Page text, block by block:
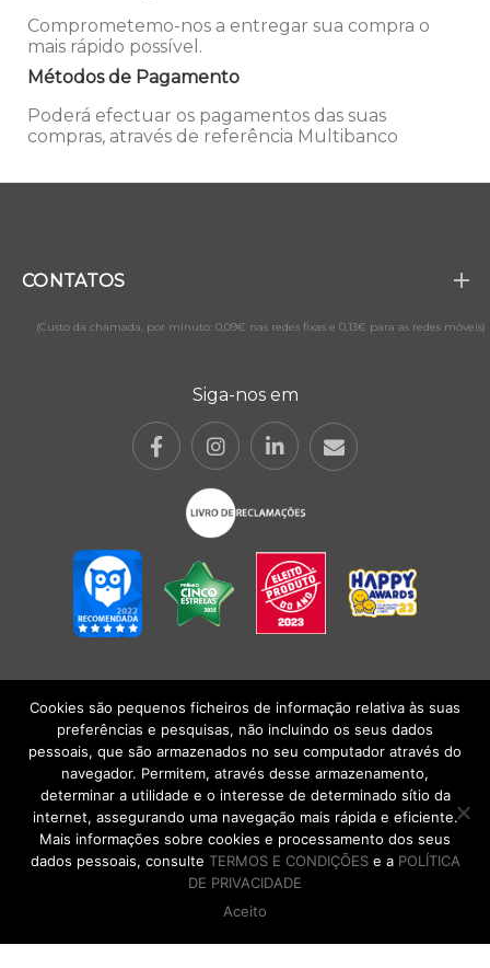
Comprometemo-nos a entregar sua compra o
mais rápido possível.
Métodos de Pagamento
Poderá efectuar os pagamentos das suas
compras, através de referência Multibanco
CONTATOS
(Custo da chamada, por minuto: 0,09€ nas redes fixas e 0,13€ para as redes móveis)
Siga-nos em
POLÍTICA DE PRIVACIDADE|TERMOS E CONDIÇÕESlCONDIÇÕES
GERAIS DE VENDA| Alberto Oculista, SA 2026. Todos os direitos reservados.
DE VOLTA AO TOPO
Cookies são pequenos ficheiros de informação relativa às suas
preferências e pesquisas, não incluindo os seus dados
pessoais, que são armazenados no seu computador através do
navegador. Permitem, através desse armazenamento,
determinar a utilidade e o interesse de determinado sítio da
internet, assegurando uma navegação mais rápida e eficiente.
Mais informações sobre cookies e processamento dos seus
dados pessoais, consulte TERMOS E CONDIÇÕESe a POLÍTICA
DE PRIVACIDADE
Aceito